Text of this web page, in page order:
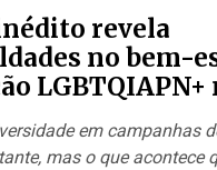
revela
no bem-
em campanhas
mas o que acontece